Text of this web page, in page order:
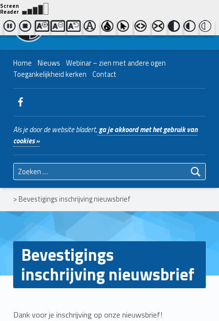
Contact ons
| Bel ons
038 - 427 04 48
Home Nieuws Webinar – zien met andere ogen
Toegankelijkheid kerken Contact
WebMan on Facebook
Als je door de website bladert,ga je akkoord met het gebruik van
cookies »
Zoeken naar:
> Bevestigings inschrijving nieuwsbrief
Bevestigings
inschrijving nieuwsbrief
Dank voor je inschrijving op onze nieuwsbrief!